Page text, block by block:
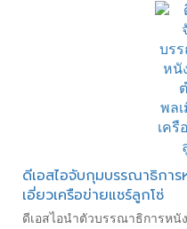
ดีเอสไอจับกุมบรรณาธิกา
เอี่ยวเครือข่ายแชร์ลูกโซ่
ดีเอสไอนำตัวบรรณาธิการหนั